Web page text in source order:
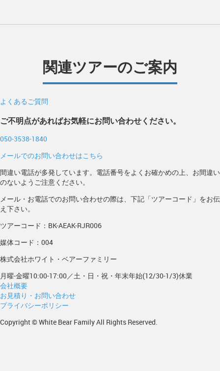
関連ツアーのご案内
よくあるご質問
ご不明点があればお気軽にお問い合わせください。
050-3538-1840
メールでのお問い合わせはこちら
間違い電話が多発しています。電話番号をよくお確かめの上、お間違い
のないようご注意ください。
メール・お電話でのお問い合わせの際は、下記「ツアーコード」をお伝
え下さい。
ツアーコード：BK-AEAK-RJR006
媒体コード：004
株式会社ホワイト・ベアーファミリー
月曜-金曜10:00-17:00／土・日・祝・年末年始(12/30-1/3)休業
会社概要
お見積り・お問い合わせ
プライバシーポリシー
Copyright © White Bear Family All Rights Reserved.